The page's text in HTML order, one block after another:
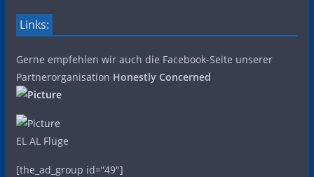
Links:
Gerne empfehlen wir auch die Facebook-Seite unserer
Partnerorganisation Honestly Concerned
EL AL Flüge
[the_ad_group id=“49″]